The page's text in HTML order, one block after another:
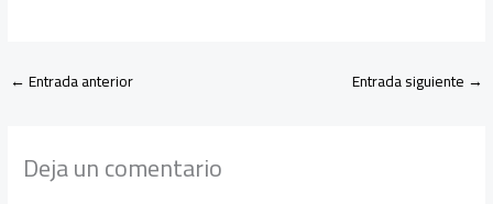
←Entrada anterior Entrada siguiente →
Deja un comentario